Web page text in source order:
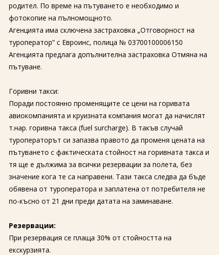
родител. По време на пътуването е необходимо и
фотокопие на пълномощното.
Агенцията има сключена застраховка „Отговорност на
туроператор” с Евроинс, полица № 03700100006150
Агенцията предлага допълнителна застраховка Отмяна на
пътуване.
Горивни такси:
Поради постоянно променящите се цени на горивата
авиокомпанията и круизната компания могат да начислят
т.нар. горивна такса (fuel surcharge). В такъв случай
туроператорът си запазва правото да променя цената на
пътуването с фактическата стойност на горивната такса и
тя ще е дължима за всички резервации за полета, без
значение кога те са направени. Тази такса следва да бъде
обявена от туроператора и заплатена от потребителя не
по-късно от 21 дни преди датата на заминаване.
Резервации:
При резервация се плаща 30% от стойността на
екскурзията.